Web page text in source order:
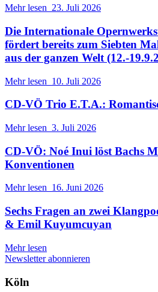
Mehr lesen 23. Juli 2026
Die Internationale
fördert bereits zum Siebten
aus der ganzen Welt (12.-
Mehr lesen 10. Juli 2026
CD-VÖ Trio E.T.A.:
Mehr lesen 3. Juli 2026
CD-VÖ: Noé Inui löst Bachs
Konventionen
Mehr lesen 16. Juni 2026
Sechs Fragen an zwei
& Emil Kuyumcuyan
Mehr lesen
Newsletter abonnieren
Köln